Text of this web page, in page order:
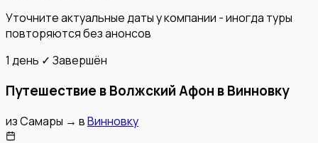
Уточните актуальные даты у компании - иногда туры
повторяются без анонсов
1 день ✓ Завершён
Путешествие в Волжский Афон в Винновку
изСамары → вВинновку